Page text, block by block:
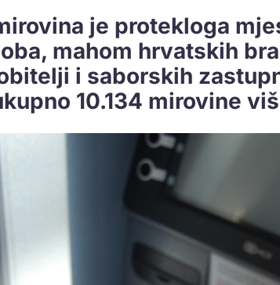
je protekloga
mahom hrvatskih
i saborskih
10.134 mirovine